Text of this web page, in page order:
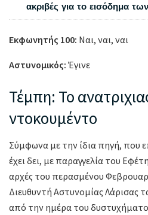
ακριβές για το εισόδημα
Εκφωνητής 100: Ναι, ναι, ναι
Αστυνομικός: Έγινε
Τέμπη: Το
ντοκουμέντο
Σύμφωνα με την ίδια πηγή, που
έχει δει, με παραγγελία του
αρχές του περασμένου
Διευθυντή Αστυνομίας Λάρισας
από την ημέρα του